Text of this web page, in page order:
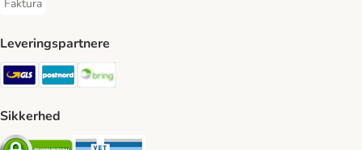
Faktura
Faktura Payment Method
Leveringspartnere
GLS Shipping Method
Postnord Shipping Method
Sikkerhed
Security